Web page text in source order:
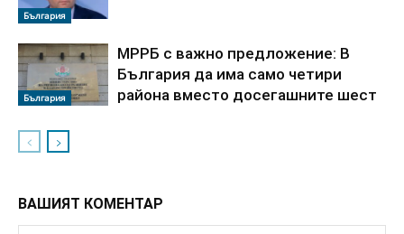
България
България
МРРБ с важно предложение: В
България да има само четири
района вместо досегашните шест
ВАШИЯТ КОМЕНТАР